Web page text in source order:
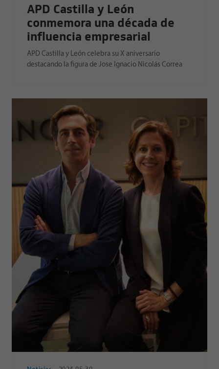
APD Castilla y León
conmemora una década de
influencia empresarial
APD Castilla y León celebra su X aniversario
destacando la figura de Jose Ignacio Nicolás Correa